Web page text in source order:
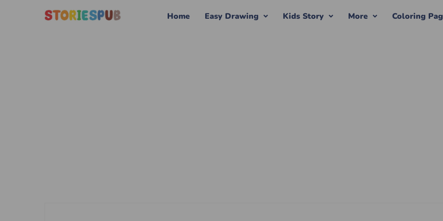
Home Easy Drawing Kids Story More Coloring